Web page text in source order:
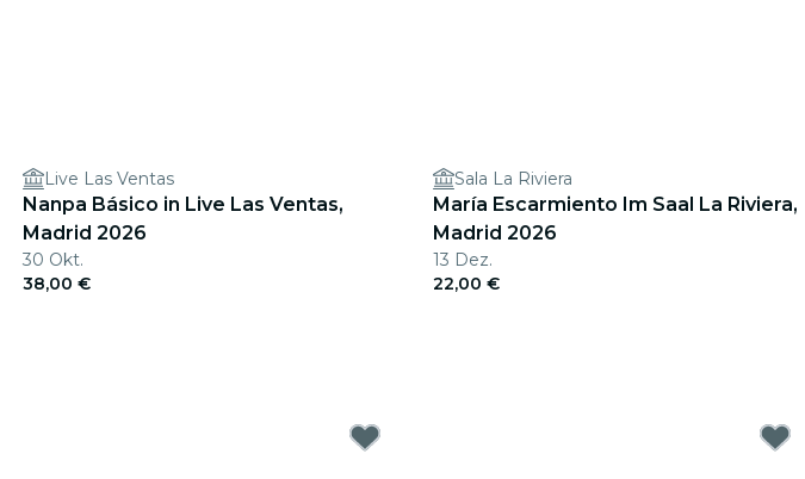
Live Las Ventas
Nanpa Básico in Live Las Ventas,
Madrid 2026
30 Okt.
38,00 €
Sala La Riviera
María Escarmiento Im Saal La Riviera,
Madrid 2026
13 Dez.
22,00 €